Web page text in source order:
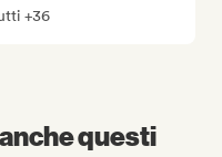
+36
questi